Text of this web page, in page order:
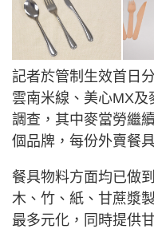
記者於管制生效首日
雲南米線、美心MX
調查，其中麥當勞繼
個品牌，每份外賣餐
餐具物料方面均已做
木、竹、紙、甘蔗漿
最多元化，同時提供